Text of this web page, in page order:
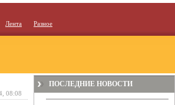
Лента Разное
08:08
ПОСЛЕДНИЕ НОВОСТИ